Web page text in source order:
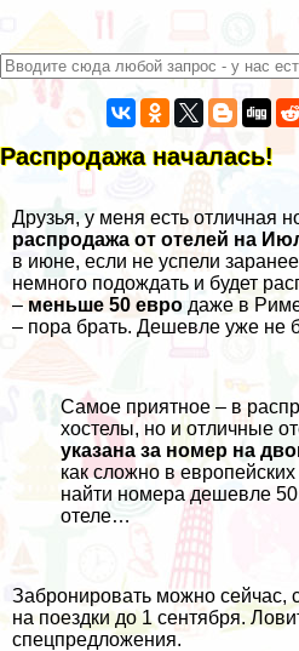
Распродажа началась!
Друзья, у меня есть отличная
распродажа от отелей на
в июне, если не успели
немного подождать и будет
– меньше 50 евро даже в
– пора брать. Дешевле уже не
Самое приятное – в
хостелы, но и отличные
указана за номер на
как сложно в
найти номера дешевле
отеле…
Забронировать можно сейчас,
на поездки до 1 сентября.
спецпредложения.